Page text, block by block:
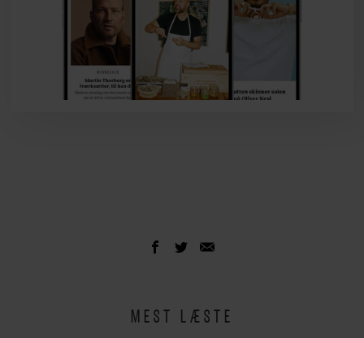
MEST LÆSTE